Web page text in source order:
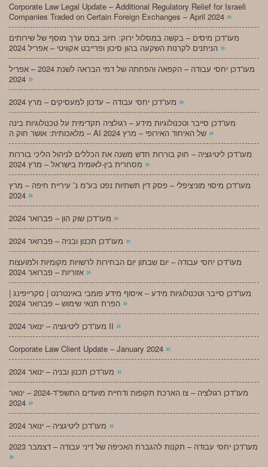
Corporate Law Legal Update – Additional Regulatory Relief for Israeli
Companies Traded on Certain Foreign Exchanges – April 2024 »
מעו”דכן מיסים – בקשה במסלול ירוק: חיוב במס ערך מוסף של שירותים
»
מעו”דכן יחסי עבודה – הקפאה והפחתה של דמי הבראה לשנת 2024 – אפריל
»
»
מעו”דכן סייבר וטכנולוגיות מידע – רגולציה תקדימית על טכנולוגיות בינה
»
מעו”דכן ליטיגציה – חוק בוררות חדש משנה את הכללים לניהול הליכי בוררות
»
מעו”דכן מיסוי מוניציפלי – פסק דין תשתיות נפט בע”מ נ’ עיריית חיפה – מרץ
»
»
»
מעו”דכן יחסי עבודה – יום שבתון יום הבחירות לרשויות מקומיות ולמועצות
»
מעו”דכן סייבר וטכנולוגיות מידע – איסוף מידע פומבי באינטרנט | סקרייפינג |
»
מעו”דכן ליטיגציה – ינואר 2024 II »
Corporate Law Client Update – January 2024 »
»
מעו”דכן רגולציה – צו הארכת תקופות ודחיית מועדים התשפ”ד-2024 – ינואר
»
»
מעו”דכן יחסי עבודה – תקנות להגברת האכיפה של דיני עבודה – דצמבר 2023
»